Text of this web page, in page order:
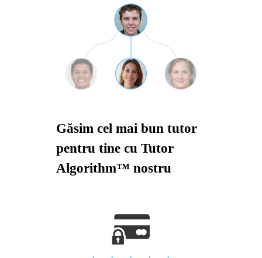
Găsim cel mai bun tutor
pentru tine cu Tutor
Algorithm™ nostru